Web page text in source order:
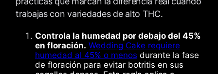
trabajas con variedades de alto THC.
Controla la humedad por debajo del 45%
en floración. Wedding Cake requiere
humedad al 45% o menos durante la fase
de floración para evitar botritis en sus